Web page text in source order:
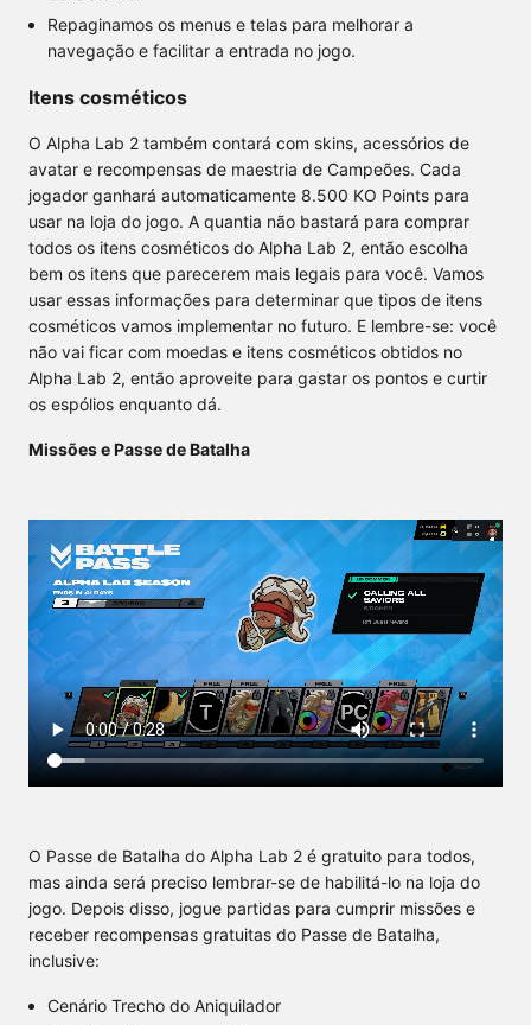
Repaginamos os menus e telas para melhorar a
navegação e facilitar a entrada no jogo.
Itens cosméticos
O Alpha Lab 2 também contará com skins, acessórios de
avatar e recompensas de maestria de Campeões. Cada
jogador ganhará automaticamente 8.500 KO Points para
usar na loja do jogo. A quantia não bastará para comprar
todos os itens cosméticos do Alpha Lab 2, então escolha
bem os itens que parecerem mais legais para você. Vamos
usar essas informações para determinar que tipos de itens
cosméticos vamos implementar no futuro. E lembre-se: você
não vai ficar com moedas e itens cosméticos obtidos no
Alpha Lab 2, então aproveite para gastar os pontos e curtir
os espólios enquanto dá.
Missões e Passe de Batalha
O Passe de Batalha do Alpha Lab 2 é gratuito para todos,
mas ainda será preciso lembrar-se de habilitá-lo na loja do
jogo. Depois disso, jogue partidas para cumprir missões e
receber recompensas gratuitas do Passe de Batalha,
inclusive:
Cenário Trecho do Aniquilador